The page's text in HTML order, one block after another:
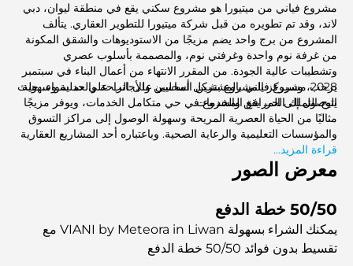
مشروع فياني من ميتيورا هو مشروع سكني يقع في منطقة ليوان، دبي
لاند، وقد تم تطويره من قبل شركة ميتيورا للتطوير العقاري. يتألف
المشروع من برج واحد يضم مزيجًا من الاستوديوهات والشقق المكونة
من غرفة نوم واحدة وغرفتي نوم، والمصممة بأسلوب عصري
وتشطيبات عالية الجودة. من المقرر الانتهاء من أعمال البناء في سبتمبر
2028، وسيركز المشروع بشكل أساسي على الراحة والعملية وسهولة
الوصول إلى المرافق والخدمات.
يرحب مشروع فياني بالمشترين المحليين والأجانب على حد سواء، حيث
يتيح التملك الحر. يقع المشروع في حي متكامل الخدمات، ويوفر مزيجًا
مثاليًا من الحياة العصرية المريحة وسهولة الوصول إلى مراكز التسوق
والمؤسسات التعليمية والرعاية الصحية. وباعتباره أحد المشاريع العقارية
قيد الإنشاء في دبي، يمثل فياني نموذجًا للحياة المجتمعية المستدامة
والمخططة بعناية.
قراءة المزيد...
معرض الصور
50/50 خطة الدفع
يمكنك الشراء بسهولة VIANI by Meteora in Liwan مع
تقسيط بدون فوائد 50/50 خطة الدفع